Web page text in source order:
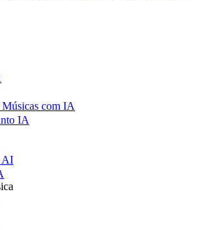
com IA
IA
AI